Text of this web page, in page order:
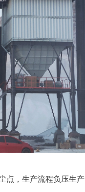
，生产流程负压生